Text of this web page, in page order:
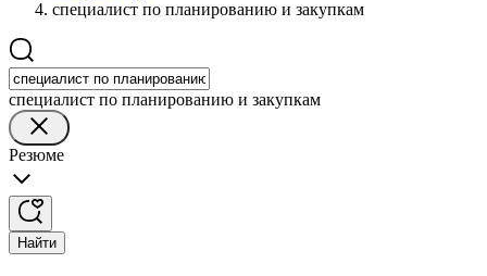
специалист по планированию и закупкам
специалист по планированию и закупкам
Резюме
Найти